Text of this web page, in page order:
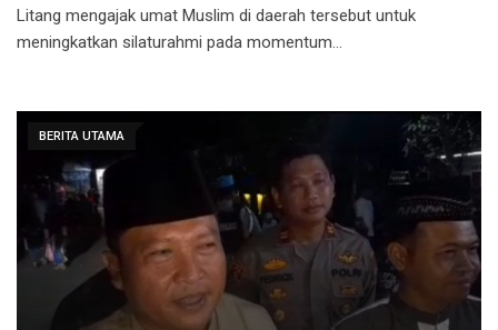
Litang mengajak umat Muslim di daerah tersebut untuk
meningkatkan silaturahmi pada momentum…
BERITA UTAMA